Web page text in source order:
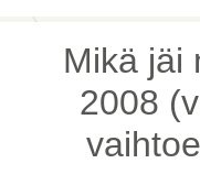
Mikä jäi
2008